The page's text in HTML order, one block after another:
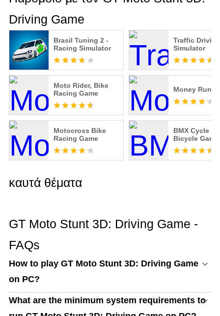
Driving Game
Brasil Tuning 2 -
Racing Simulator
Traffic
Simulator
Moto Rider, Bike
Racing Game
Money Run
Motocross Bike
Racing Game
BMX Cycle
Bicycle Game
καυτά θέματα
GT Moto Stunt 3D: Driving Game -
FAQs
How to play GT Moto Stunt 3D: Driving Game
on PC?
What are the minimum system requirements to